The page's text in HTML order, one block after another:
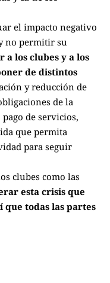
el impacto negativo
no permitir su
los clubes y a los
de distintos
y reducción de
de la
de servicios,
que permita
para seguir
clubes como las
esta crisis que
que todas las partes